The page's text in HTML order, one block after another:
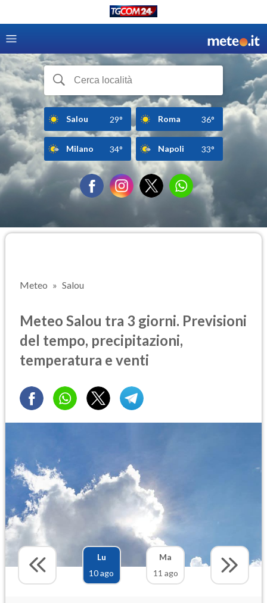
Salou 29° Roma 36°
Milano 34° Napoli 33°
Meteo Salou
Meteo Salou tra 3 giorni. Previsioni
del tempo, precipitazioni,
temperatura e venti
Lu
10 ago
Ma
11 ago